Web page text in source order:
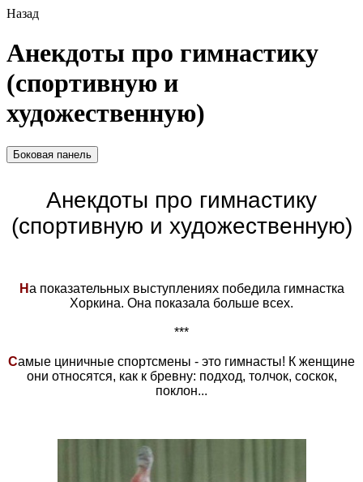
Назад
Анекдоты про гимнастику
(спортивную и
художественную)
Боковая панель
Анекдоты про гимнастику
(спортивную и художественную)
На показательных выступлениях победила гимнастка
Хоркина. Она показала больше всех.
***
Самые циничные спортсмены - это гимнасты! К женщине
они относятся, как к бревну: подход, толчок, соскок,
поклон...